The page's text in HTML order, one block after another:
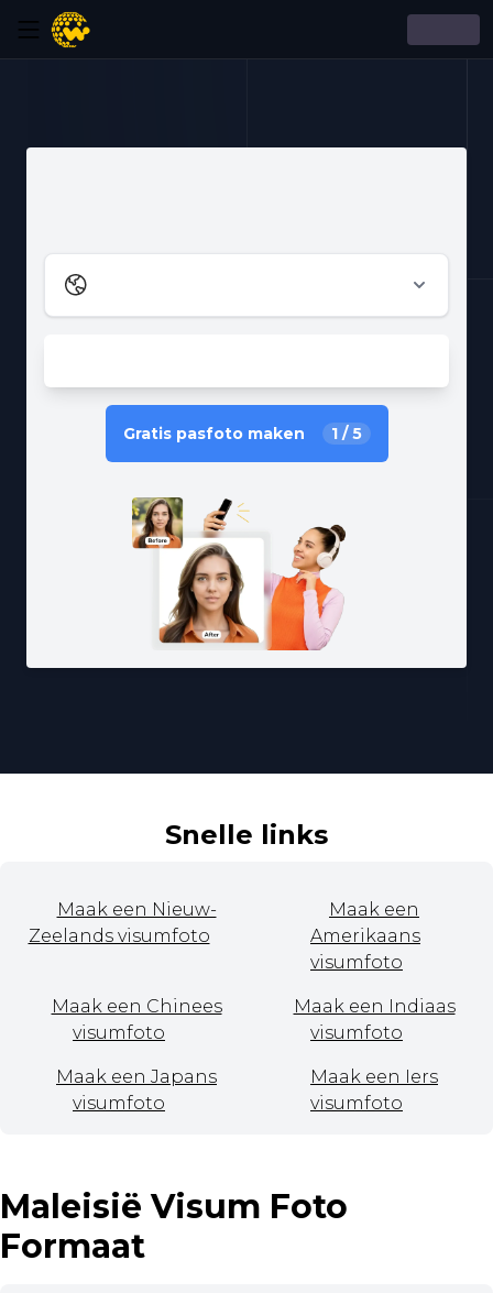
Gratis pasfoto maken 1 / 5
Snelle links
Maak een Nieuw-
Zeelands visumfoto
Maak een
Amerikaans
visumfoto
Maak een Chinees
visumfoto
Maak een Indiaas
visumfoto
Maak een Japans
visumfoto
Maak een Iers
visumfoto
Maleisië Visum Foto
Formaat